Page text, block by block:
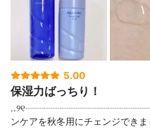
5.00
保湿力ばっちり！
..୨୧┈┈┈┈┈┈┈┈┈┈┈┈┈┈┈୨୧
ンケアを秋冬用にチェンジでき